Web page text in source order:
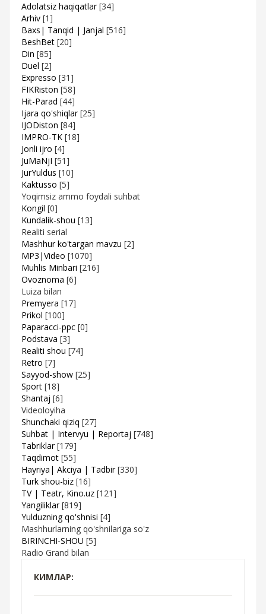
Adolatsiz haqiqatlar [34]
Arhiv [1]
Baxs| Tanqid | Janjal [516]
BeshBet [20]
Din [85]
Duel [2]
Expresso [31]
FIKRiston [58]
Hit-Parad [44]
Ijara qo'shiqlar [25]
IJODiston [84]
IMPRO-TK [18]
Jonli ijro [4]
JuMaNjI [51]
JurYuldus [10]
Kaktusso [5]
Yoqimsiz ammo foydali suhbat
Kongil [0]
Kundalik-shou [13]
Realiti serial
Mashhur ko'targan mavzu [2]
MP3|Video [1070]
Muhlis Minbari [216]
Ovoznoma [6]
Luiza bilan
Premyera [17]
Prikol [100]
Paparacci-ppc [0]
Podstava [3]
Realiti shou [74]
Retro [7]
Sayyod-show [25]
Sport [18]
Shantaj [6]
Videoloyiha
Shunchaki qiziq [27]
Suhbat | Intervyu | Reportaj [748]
Tabriklar [179]
Taqdimot [55]
Hayriya| Akciya | Tadbir [330]
Turk shou-biz [16]
TV | Teatr, Kino.uz [121]
Yangiliklar [819]
Yulduzning qo'shnisi [4]
Mashhurlarning qo'shnilariga so'z
BIRINCHI-SHOU [5]
Radio Grand bilan
КИМЛАР: